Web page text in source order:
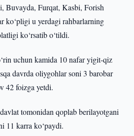
Buvayda, Furqat, Kasbi, Forish
ko‘pligi u yerdagi rahbarlarning
ko‘rsatib o‘tildi.
uchun kamida 10 nafar yigit-qiz
davrda oliygohlar soni 3 barobar
42 foizga yetdi.
tomonidan qoplab berilayotgani
11 karra ko‘paydi.